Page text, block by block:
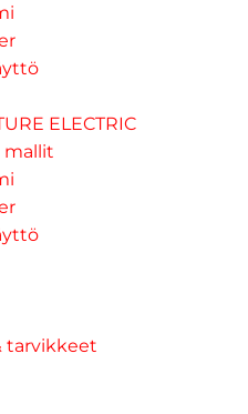
ELECTRIC
mallit
tarvikkeet